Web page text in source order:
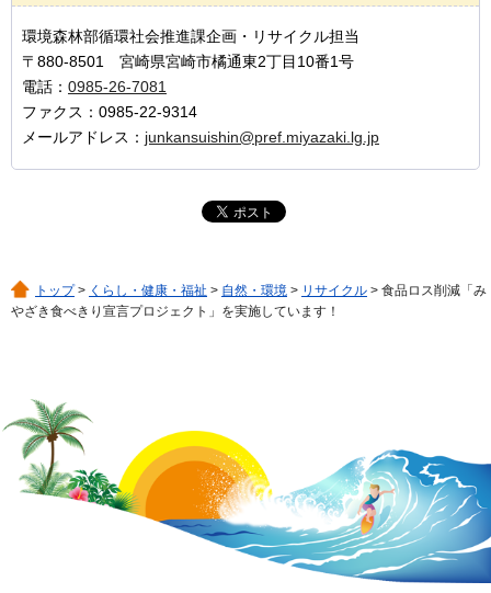
環境森林部循環社会推進課企画・リサイクル担当
〒880-8501 宮崎県宮崎市橘通東2丁目10番1号
電話： 0985-26-7081
ファクス：0985-22-9314
メールアドレス： junkansuishin@pref.miyazaki.lg.jp
トップ> くらし・健康・福祉 > 自然・環境 > リサイクル > 食品ロス削減「み
やざき食べきり宣言プロジェクト」を実施しています！